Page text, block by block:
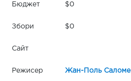
Бюджет $0
Збори $0
Сайт
Режисер Жан-Поль Саломе